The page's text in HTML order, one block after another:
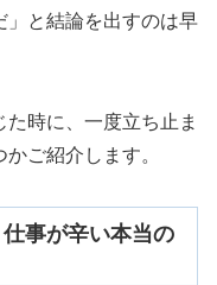
」と結論を出すのは早
時に、一度立ち止ま
ご紹介します。
仕事が辛い本当の